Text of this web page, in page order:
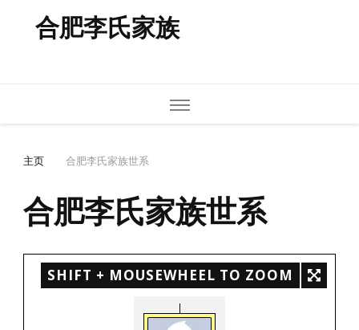
合肥李氏家族
主页 合肥李氏家族世系
合肥李氏家族世系
SHIFT + MOUSEWHEEL TO ZOOM